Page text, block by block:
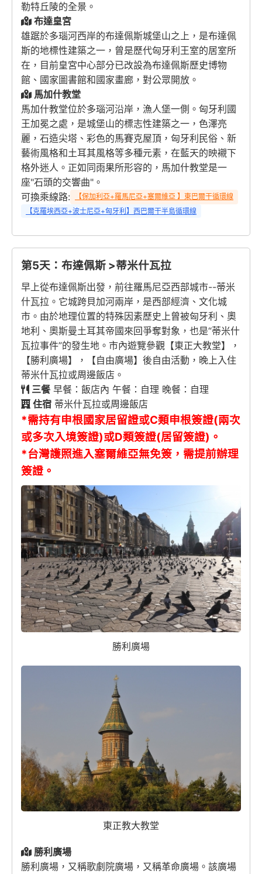
勒特丘陵的全景。
布達皇宮
雄踞於多瑙河西岸的布達佩斯城堡山之上，是布達佩
斯的地標性建築之一，曾是歷代匈牙利王室的居室所
在，目前皇宮中心部分已改設為布達佩斯歷史博物
館、國家圖書館和國家畫廊，對公眾開放。
馬加什教堂
馬加什教堂位於多瑙河沿岸，漁人堡一側。匈牙利國
王加冕之處，是城堡山的標志性建築之一，色澤亮
麗，石造尖塔、彩色的馬賽克屋頂，匈牙利民俗、新
藝術風格和土耳其風格等多種元素，在藍天的映襯下
格外迷人。正如同雨果所形容的，馬加什教堂是一
座"石頭的交響曲"。
可換乘線路:
【保加利亞+羅馬尼亞+塞爾維亞 】東巴爾干循環線
【克羅埃西亞+波士尼亞+匈牙利】西巴爾干半島循環線
第5天：布達佩斯 >蒂米什瓦拉
早上從布達佩斯出發，前往羅馬尼亞西部城市--蒂米
什瓦拉。它城跨貝加河兩岸，是西部經濟、文化城
市。由於地理位置的特殊因素歷史上曾被匈牙利、奧
地利、奧斯曼土耳其帝國來回爭奪對象，也是“蒂米什
瓦拉事件”的發生地。市內遊覽參觀【東正大教堂】，
【勝利廣場】，【自由廣場】後自由活動，晚上入住
蒂米什瓦拉或周邊飯店。
三餐早餐：飯店內 午餐：自理 晚餐：自理
住宿 蒂米什瓦拉或周邊飯店
*需持有申根國家居留證或C類申根簽證(兩次
或多次入境簽證)或D類簽證(居留簽證)。
*台灣護照進入塞爾維亞無免簽，需提前辦理
簽證。
勝利廣場
東正教大教堂
勝利廣場
勝利廣場，又稱歌劇院廣場，又稱革命廣場。該廣場